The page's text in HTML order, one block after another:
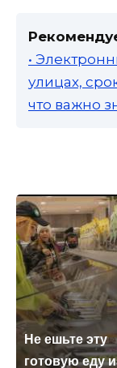
•
улицах,
что важно
Не ешьте эту
готовую еду